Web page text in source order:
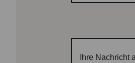
Ihre Nachricht